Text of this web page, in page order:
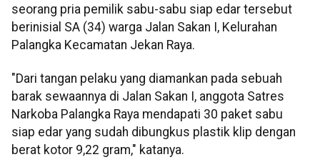
seorang pria pemilik sabu-sabu siap edar tersebut
berinisial SA (34) warga Jalan Sakan I, Kelurahan
Palangka Kecamatan Jekan Raya.
"Dari tangan pelaku yang diamankan pada sebuah
barak sewaannya di Jalan Sakan I, anggota Satres
Narkoba Palangka Raya mendapati 30 paket sabu
siap edar yang sudah dibungkus plastik klip dengan
berat kotor 9,22 gram," katanya.